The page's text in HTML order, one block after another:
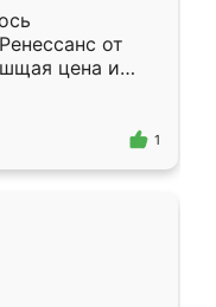
от
цена и
Приехавший
самый
1